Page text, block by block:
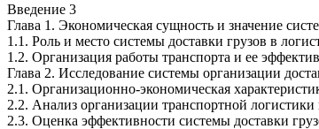
Введение 3
Глава 1. Экономическая сущность и значение
1.1. Роль и место системы доставки грузов в
1.2. Организация работы транспорта и ее
Глава 2. Исследование системы организации
2.1. Организационно-экономическая
2.2. Анализ организации транспортной
2.3. Оценка эффективности системы доставки